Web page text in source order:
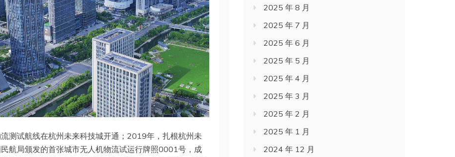
测试航线在杭州未来科技城开通；2019年，扎根杭州未
航局颁发的首张城市无人机物流试运行牌照0001号，成
2025 年 8 月
2025 年 7 月
2025 年 6 月
2025 年 5 月
2025 年 4 月
2025 年 3 月
2025 年 2 月
2025 年 1 月
2024 年 12 月